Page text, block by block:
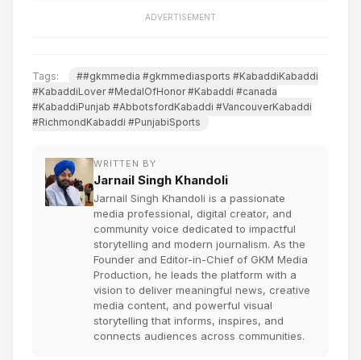
ADVERTISEMENT
Tags:
##gkmmedia #gkmmediasports #KabaddiKabaddi
#KabaddiLover #MedalOfHonor #Kabaddi #canada
#KabaddiPunjab #AbbotsfordKabaddi #VancouverKabaddi
#RichmondKabaddi #PunjabiSports
WRITTEN BY
Jarnail Singh Khandoli
Jarnail Singh Khandoli is a passionate
media professional, digital creator, and
community voice dedicated to impactful
storytelling and modern journalism. As the
Founder and Editor-in-Chief of GKM Media
Production, he leads the platform with a
vision to deliver meaningful news, creative
media content, and powerful visual
storytelling that informs, inspires, and
connects audiences across communities.